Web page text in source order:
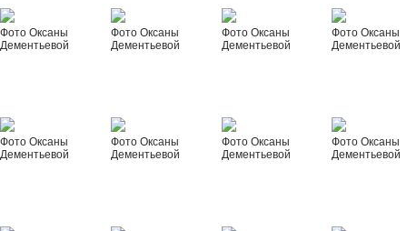
Фото Оксаны
Дементьевой
Фото Оксаны
Дементьевой
Фото Оксаны
Дементьевой
Фото Оксаны
Дементьевой
Фото Оксаны
Дементьевой
Фото Оксаны
Дементьевой
Фото Оксаны
Дементьевой
Фото Оксаны
Дементьевой